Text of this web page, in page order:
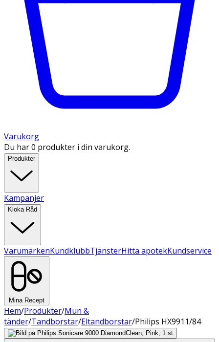
Varukorg
Du har 0 produkter i din varukorg.
Produkter
Kampanjer
Kloka Råd
VarumärkenKundklubbTjänsterHitta apotekKundservice
Mina Recept
Hem/Produkter/Mun &
tänder/Tandborstar/Eltandborstar/Philips HX9911/84